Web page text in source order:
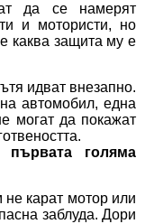
да се намерят
и мотористи, но
каква защита му е
идват внезапно.
автомобил, една
могат да покажат
първата голяма
карат мотор или
заблуда. Дори